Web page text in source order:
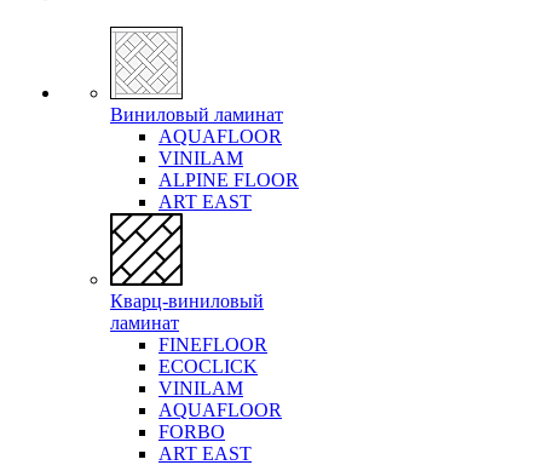
Виниловый ламинат
AQUAFLOOR
VINILAM
ALPINE FLOOR
ART EAST
Кварц-виниловый
ламинат
FINEFLOOR
ECOCLICK
VINILAM
AQUAFLOOR
FORBO
ART EAST